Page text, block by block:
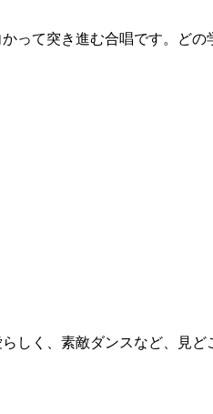
って突き進む合唱です。どの
く、素敵ダンスなど、見ど